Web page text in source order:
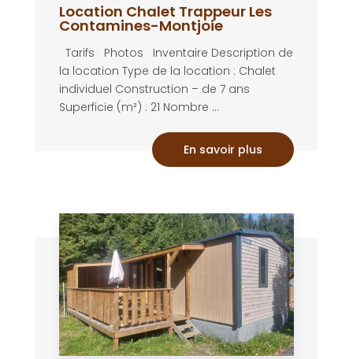
Location Chalet Trappeur Les
Contamines-Montjoie
Tarifs Photos Inventaire Description de
la location Type de la location : Chalet
individuel Construction – de 7 ans
Superficie (m²) : 21 Nombre ...
En savoir plus